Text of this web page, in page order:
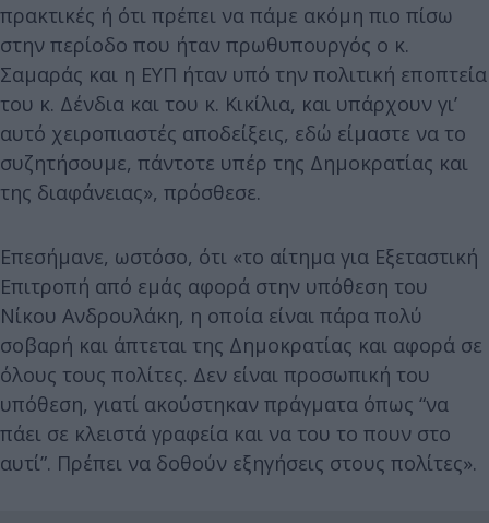
πρακτικές ή ότι πρέπει να πάμε ακόμη πιο πίσω
στην περίοδο που ήταν πρωθυπουργός ο κ.
Σαμαράς και η ΕΥΠ ήταν υπό την πολιτική εποπτεία
του κ. Δένδια και του κ. Κικίλια, και υπάρχουν γι’
αυτό χειροπιαστές αποδείξεις, εδώ είμαστε να το
συζητήσουμε, πάντοτε υπέρ της Δημοκρατίας και
της διαφάνειας», πρόσθεσε.
Επεσήμανε, ωστόσο, ότι «το αίτημα για Εξεταστική
Επιτροπή από εμάς αφορά στην υπόθεση του
Νίκου Ανδρουλάκη, η οποία είναι πάρα πολύ
σοβαρή και άπτεται της Δημοκρατίας και αφορά σε
όλους τους πολίτες. Δεν είναι προσωπική του
υπόθεση, γιατί ακούστηκαν πράγματα όπως “να
πάει σε κλειστά γραφεία και να του το πουν στο
αυτί”. Πρέπει να δοθούν εξηγήσεις στους πολίτες».